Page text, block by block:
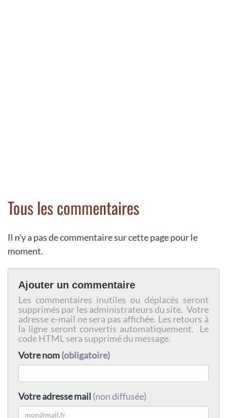
Tous les commentaires
Il n'y a pas de commentaire sur cette page pour le
moment.
Ajouter un commentaire
Les commentaires inutiles ou déplacés seront
supprimés par les administrateurs du site. Votre
adresse e-mail ne sera pas affichée. Les retours à
la ligne seront convertis automatiquement. Le
code HTML sera supprimé du message.
Votre nom(obligatoire)
Votre adresse mail (non diffusée)